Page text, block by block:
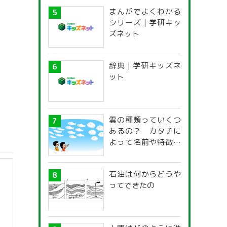
まんがでよくわかる
シリーズ | 学研キッ
ズネット
辞典 | 学研キッズネ
ット
雲の種類っていくつ
あるの？ カタチに
よって名前や特徴が
石油は何からどうや
ってできたの